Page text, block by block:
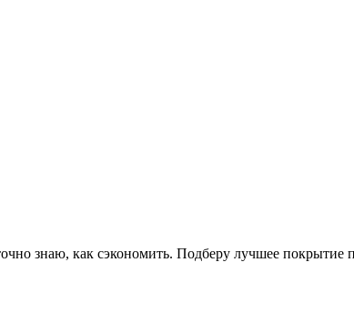
знаю, как сэкономить. Подберу лучшее